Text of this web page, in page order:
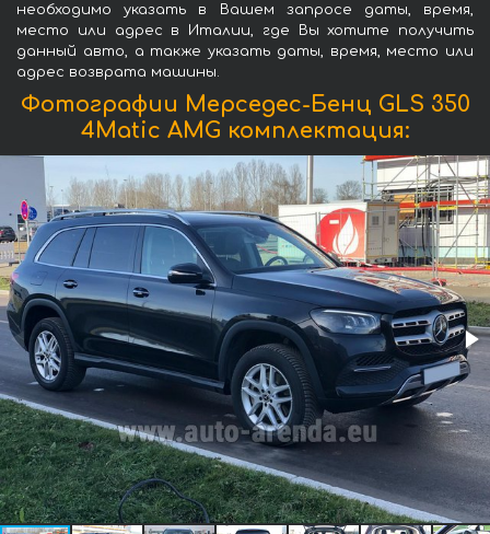
необходимо указать в Вашем запросе даты, время,
место или адрес в Италии, где Вы хотите получить
данный авто, а также указать даты, время, место или
адрес возврата машины.
Фотографии Мерседес-Бенц GLS 350
4Matic AMG комплектация: